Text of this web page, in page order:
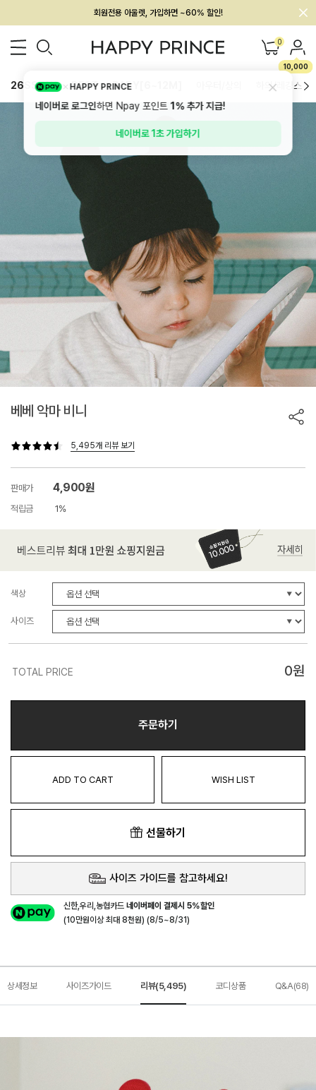
멤버십 최대 28,000원 혜택
0
10,000
26SS 신상 BEST BABY[6~12M] 하의/레깅스
베베 악마 비니
5,495개 리뷰 보기
판매가 4,900원
적립금 1%
색상
사이즈
TOTAL PRICE 0원
주문하기
ADD TO CART WISH LIST
선물하기
사이즈 가이드를 참고하세요!
신한,우리,농협카드네이버페이 결제시 5%할인
(10만원이상 최대 8천원) (8/5~8/31)
상세정보 사이즈가이드 리뷰(5,495) 코디상품 Q&A(68)
HAPPY PRINCE
네이버로 로그인하면 Npay 포인트1%추가 지급!
네이버로 1초 가입하기